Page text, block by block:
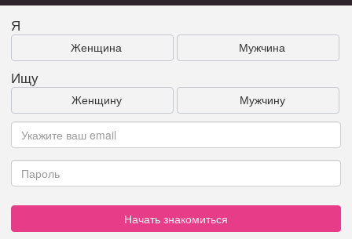
Я
Женщина Мужчина
Ищу
Женщину Мужчину
Начать знакомиться